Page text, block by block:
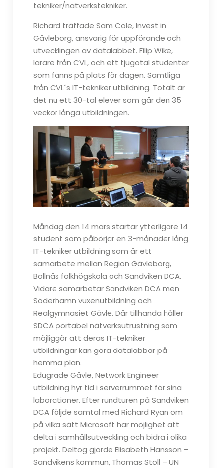
tekniker/nätverkstekniker.
Richard träffade Sam Cole, Invest in
Gävleborg, ansvarig för uppförande och
utvecklingen av datalabbet. Filip Wike,
lärare från CVL, och ett tjugotal studenter
som fanns på plats för dagen. Samtliga
från CVL´s IT-tekniker utbildning. Totalt är
det nu ett 30-tal elever som går den 35
veckor långa utbildningen.
Måndag den 14 mars startar ytterligare 14
student som påbörjar en 3-månader lång
IT-tekniker utbildning som är ett
samarbete mellan Region Gävleborg,
Bollnäs folkhögskola och Sandviken DCA.
Vidare samarbetar Sandviken DCA men
Söderhamn vuxenutbildning och
Realgymnasiet Gävle. Där tillhanda håller
SDCA portabel nätverksutrustning som
möjliggör att deras IT-tekniker
utbildningar kan göra datalabbar på
hemma plan.
Edugrade Gävle, Network Engineer
utbildning hyr tid i serverrummet för sina
laborationer. Efter rundturen på Sandviken
DCA följde samtal med Richard Ryan om
på vilka sätt Microsoft har möjlighet att
delta i samhällsutveckling och bidra i olika
projekt. Deltog gjorde Elisabeth Hansson –
Sandvikens kommun, Thomas Stoll – UN